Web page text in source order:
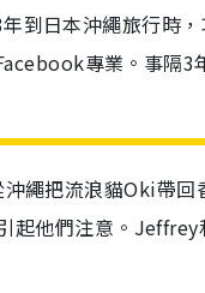
到日本沖繩旅行時
專業。事隔
把流浪貓Oki帶回
起他們注意。